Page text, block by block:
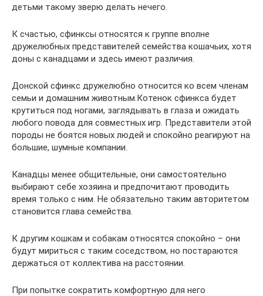
детьми такому зверю делать нечего.
К счастью, сфинксы относятся к группе вполне
дружелюбных представителей семейства кошачьих, хотя
доны с канадцами и здесь имеют различия.
Донской сфинкс дружелюбно относится ко всем членам
семьи и домашним животным.Котенок сфинкса будет
крутиться под ногами, заглядывать в глаза и ожидать
любого повода для совместных игр. Представители этой
породы не боятся новых людей и спокойно реагируют на
большие, шумные компании.
Канадцы менее общительные, они самостоятельно
выбирают себе хозяина и предпочитают проводить
время только с ним. Не обязательно таким авторитетом
становится глава семейства.
К другим кошкам и собакам относятся спокойно – они
будут мириться с таким соседством, но постараются
держаться от коллектива на расстоянии.
При попытке сократить комфортную для него